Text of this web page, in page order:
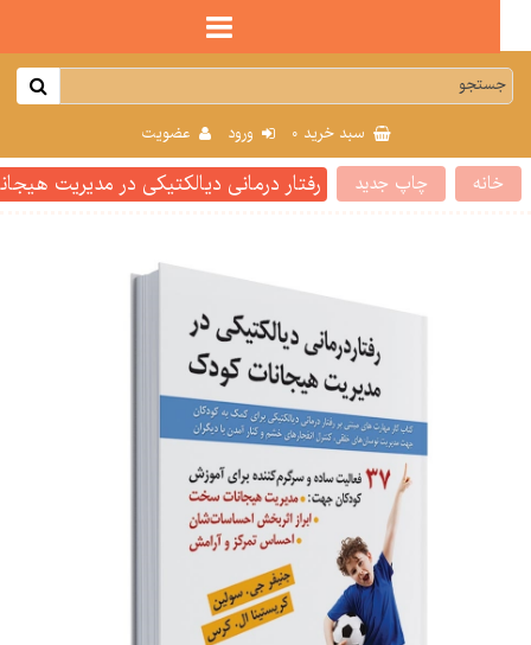
سبد خرید0 ورود عضویت
چاپ جدید رفتار درمانی دیالکتیکی در مدیریت